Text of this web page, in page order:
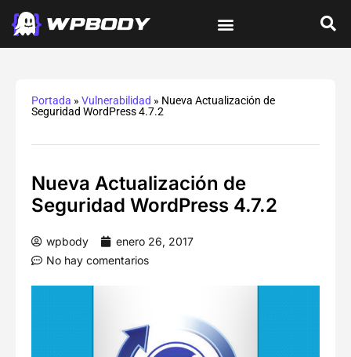
Portada »Vulnerabilidad » Nueva Actualización de
Seguridad WordPress 4.7.2
Nueva Actualización de
Seguridad WordPress 4.7.2
wpbody
enero 26, 2017
No hay comentarios